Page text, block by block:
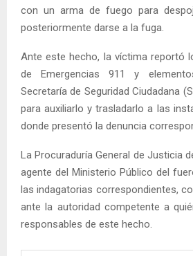
con un arma de fuego para
posteriormente darse a la fuga.
Ante este hecho, la víctima reportó
de Emergencias 911 y
Secretaría de Seguridad Ciudadana
para auxiliarlo y trasladarlo a las
donde presentó la denuncia
La Procuraduría General de Justicia
agente del Ministerio Público del
las indagatorias correspondientes,
ante la autoridad competente a
responsables de este hecho.